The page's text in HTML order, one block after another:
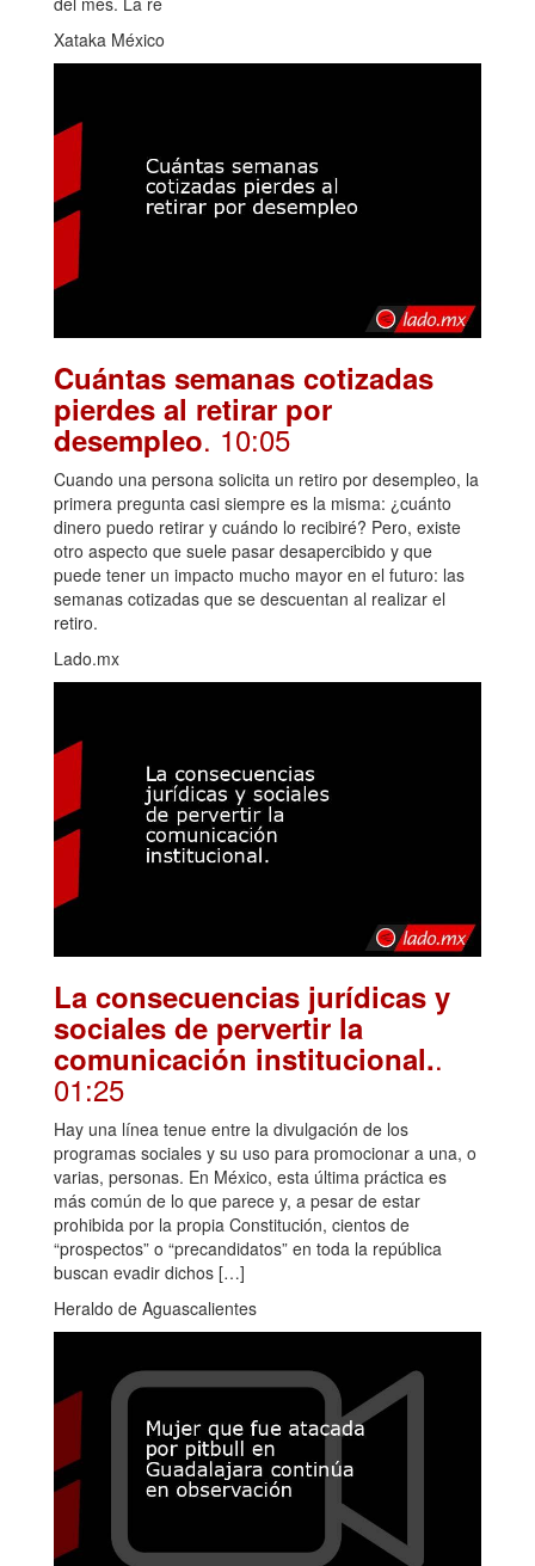
Xataka México
Cuántas semanas cotizadas
pierdes al retirar por
desempleo. 10:05
Cuando una persona solicita un retiro por desempleo, la
primera pregunta casi siempre es la misma: ¿cuánto
dinero puedo retirar y cuándo lo recibiré? Pero, existe
otro aspecto que suele pasar desapercibido y que
puede tener un impacto mucho mayor en el futuro: las
semanas cotizadas que se descuentan al realizar el
retiro.
Lado.mx
La consecuencias jurídicas y
sociales de pervertir la
comunicación institucional..
01:25
Hay una línea tenue entre la divulgación de los
programas sociales y su uso para promocionar a una, o
varias, personas. En México, esta última práctica es
más común de lo que parece y, a pesar de estar
prohibida por la propia Constitución, cientos de
“prospectos” o “precandidatos” en toda la república
buscan evadir dichos […]
Heraldo de Aguascalientes